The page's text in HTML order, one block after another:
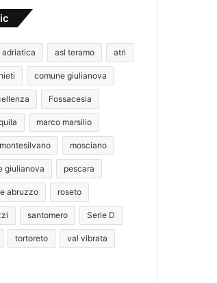
adriatica asl teramo atri
comune giulianova
Fossacesia
marco marsilio
montesilvano mosciano
giulianova pescara
abruzzo roseto
santomero Serie D
tortoreto val vibrata